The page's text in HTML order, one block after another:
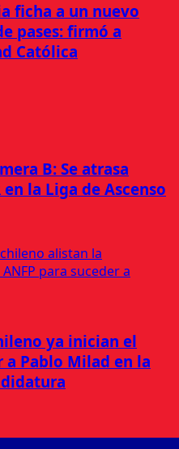
ficha a un nuevo
pases: firmó a
Católica
B: Se atrasa
la Liga de Ascenso
ya inician el
a Pablo Milad en la